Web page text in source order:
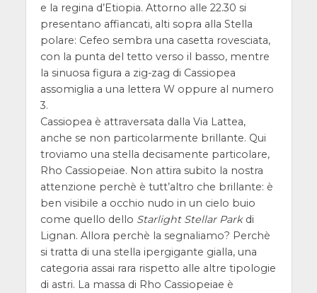
e la regina d’Etiopia. Attorno alle 22.30 si
presentano affiancati, alti sopra alla Stella
polare: Cefeo sembra una casetta rovesciata,
con la punta del tetto verso il basso, mentre
la sinuosa figura a zig-zag di Cassiopea
assomiglia a una lettera W oppure al numero
3.
Cassiopea è attraversata dalla Via Lattea,
anche se non particolarmente brillante. Qui
troviamo una stella decisamente particolare,
Rho Cassiopeiae. Non attira subito la nostra
attenzione perchè è tutt’altro che brillante: è
ben visibile a occhio nudo in un cielo buio
come quello dello Starlight Stellar Parkdi
Lignan. Allora perchè la segnaliamo? Perchè
si tratta di una stella ipergigante gialla, una
categoria assai rara rispetto alle altre tipologie
di astri. La massa di Rho Cassiopeiae è